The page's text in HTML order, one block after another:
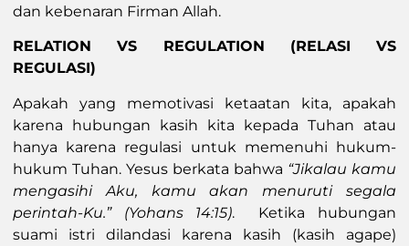
dan kebenaran Firman Allah.
RELATION VS REGULATION (RELASI VS
REGULASI)
Apakah yang memotivasi ketaatan kita, apakah
karena hubungan kasih kita kepada Tuhan atau
hanya karena regulasi untuk memenuhi hukum-
hukum Tuhan. Yesus berkata bahwa “Jikalau kamu
mengasihi Aku, kamu akan menuruti segala
perintah-Ku.” (Yohans 14:15). Ketika hubungan
suami istri dilandasi karena kasih (kasih agape)